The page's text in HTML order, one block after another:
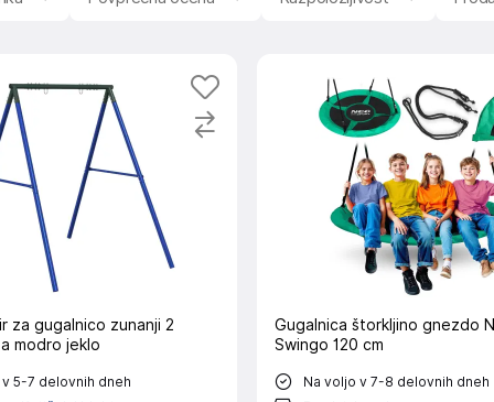
za gugalnico zunanji 2
modro jeklo
5-7 delovnih dneh
Gugalnica štorkljino gnezdo
Swingo 120 cm
Na voljo v 7-8 delovnih dneh